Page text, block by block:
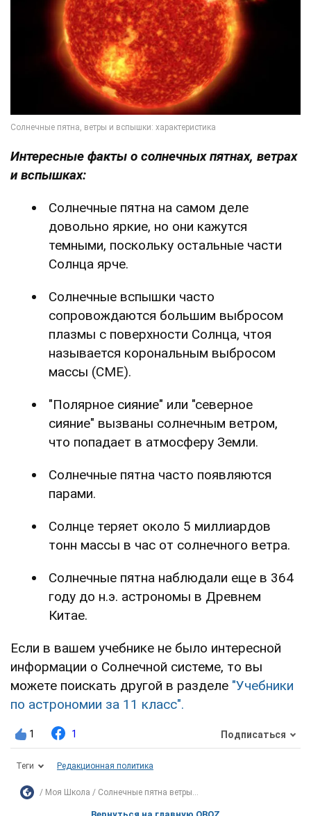
Интересные факты о солнечных пятнах, ветрах
и вспышках:
Солнечные пятна на самом деле
довольно яркие, но они кажутся
темными, поскольку остальные части
Солнца ярче.
Солнечные вспышки часто
сопровождаются большим выбросом
плазмы с поверхности Солнца, чтоя
называется корональным выбросом
массы (CME).
"Полярное сияние" или "северное
сияние" вызваны солнечным ветром,
что попадает в атмосферу Земли.
Солнечные пятна часто появляются
парами.
Солнце теряет около 5 миллиардов
тонн массы в час от солнечного ветра.
Солнечные пятна наблюдали еще в 364
году до н.э. астрономы в Древнем
Китае.
Если в вашем учебнике не было интересной
информации о Солнечной системе, то вы
можете поискать другой в разделе "Учебники
по астрономии за 11 класс".
1 1 Подписаться
Теги Редакционная политика
Моя Школа Солнечные пятна ветры...